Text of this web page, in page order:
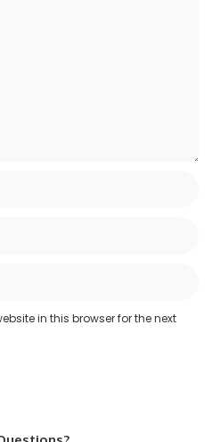
in this browser for the next